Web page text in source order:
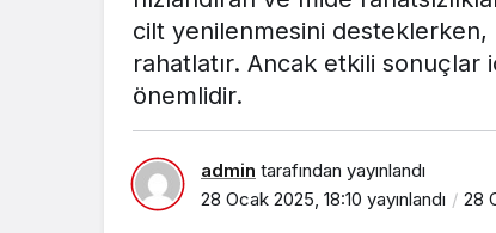
cilt yenilenmesini desteklerken,
rahatlatır. Ancak etkili sonuçlar
önemlidir.
admin tarafından yayınlandı
28 Ocak 2025, 18:10 yayınlandı 28